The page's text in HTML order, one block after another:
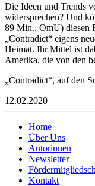
Die Ideen und Trends
widersprechen? Und
89 Min., OmU) diesen
„Contradict“ eigens
Heimat. Ihr Mittel ist
Amerika, die von den
„Contradict“, auf den
12.02.2020
Home
Über Uns
Autorinnen
Newsletter
Kontakt